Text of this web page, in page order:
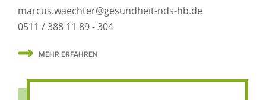
marcus.waechter@gesundheit-nds-hb.de
0511 / 388 11 89 - 304
MEHR ERFAHREN